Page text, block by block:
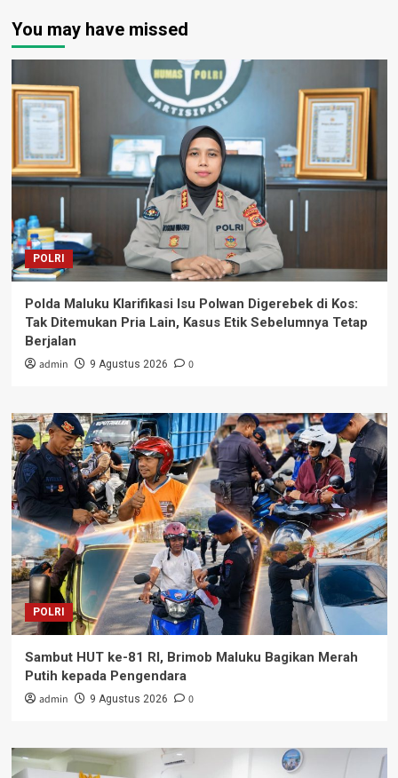
You may have missed
POLRI
Polda Maluku Klarifikasi Isu Polwan Digerebek di Kos:
Tak Ditemukan Pria Lain, Kasus Etik Sebelumnya Tetap
Berjalan
admin 9 Agustus 2026 0
POLRI
Sambut HUT ke-81 RI, Brimob Maluku Bagikan Merah
Putih kepada Pengendara
admin 9 Agustus 2026 0